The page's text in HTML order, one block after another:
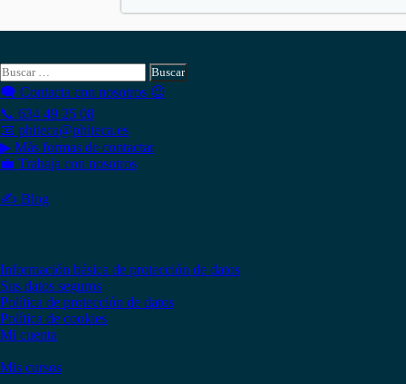
Buscar:
🗨 Contacta con nosotros 😉
📞 634 49 25 08
📧 phiteca@phiteca.es
▶ Más formas de contactar
💼 Trabaja con nosotros
✍ Blog
Información básica de protección de datos
Sus datos seguros
Política de protección de datos
Política de cookies
Mi cuenta
Mis cursos